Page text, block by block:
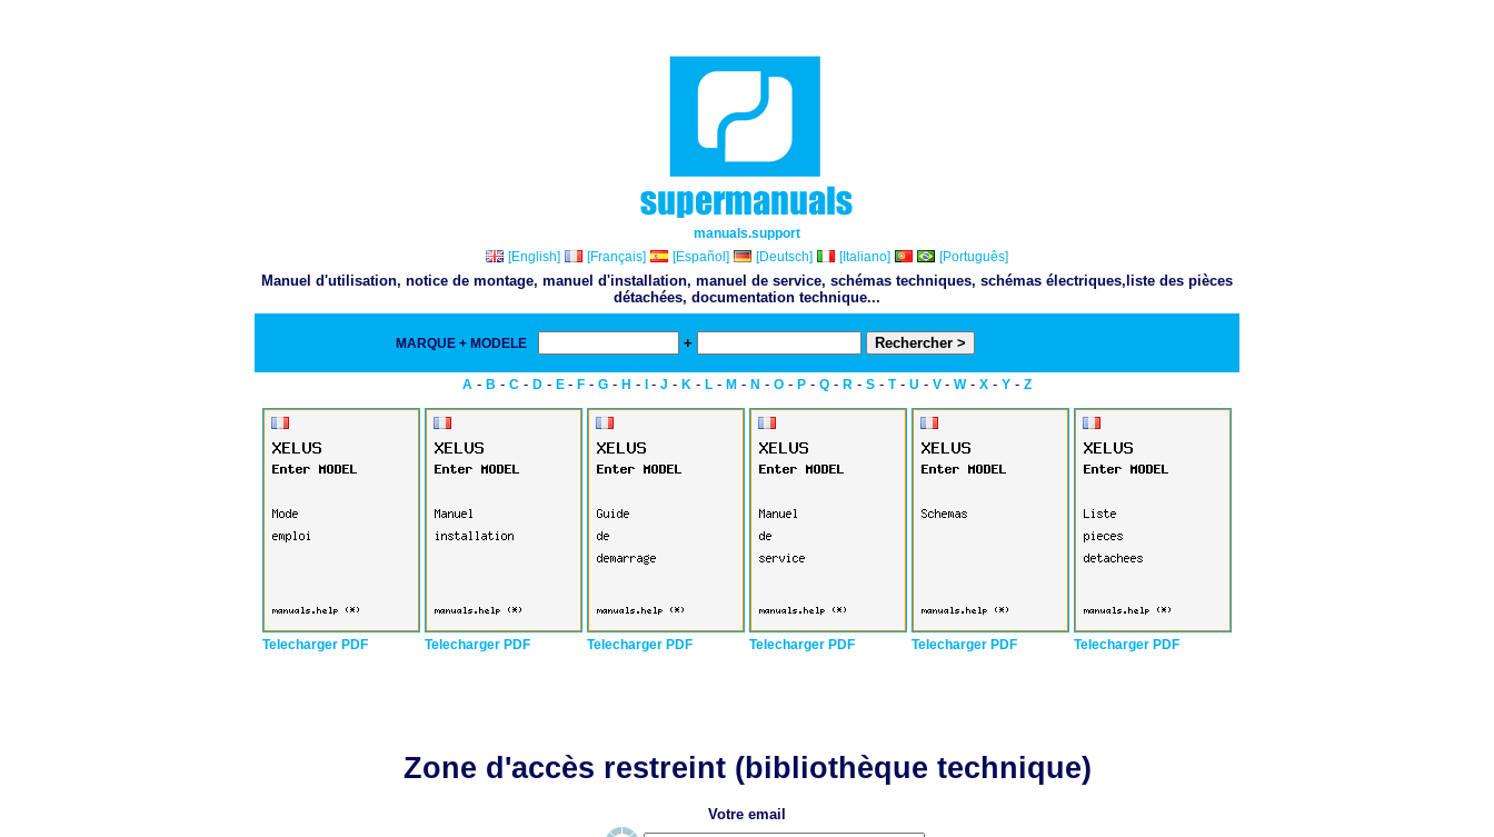
manuals.support
[English]
[Français] [Español] [Deutsch] [Italiano] [Português]
Manuel d'utilisation, notice de montage, manuel d'installation, manuel de service, schémas techniques, schémas électriques,liste des pièces
détachées, documentation technique...
MARQUE + MODELE +
A - B - C - D - E - F - G - H - - J - K - L - M - N - O - P - Q - R - S - T- U - V - W- X - Y - Z
Telecharger PDF Telecharger PDF Telecharger PDF Telecharger PDF Telecharger PDF Telecharger PDF
Zone d'accès restreint (bibliothèque technique)
Votre email